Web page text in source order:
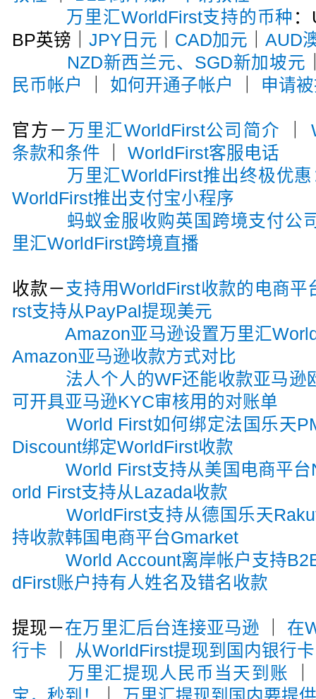
万里汇WorldFirst支持的币种
BP英镑｜JPY日元 CAD加元 ｜AUD
NZD新西兰元、SGD新加坡元
民币帐户
如何开通子帐户 申请
官方－万里汇WorldFirst公司简介
条款和条件 ｜WorldFirst客服电话
万里汇WorldFirst推出终极优
WorldFirst推出支付宝小程序
蚂蚁金服收购英国跨境支付公
里汇WorldFirst跨境直播
收款－支持用WorldFirst收款的电商平
rst支持从PayPal提现美元
Amazon亚马逊设置万里汇
Amazon亚马逊收款方式对比
法人个人的WF还能收款亚马逊
可开具亚马逊KYC审核用的对账单
World First如何绑定法国乐天
Discount绑定WorldFirst收款
World First支持从美国电商平
orld First支持从Lazada收款
WorldFirst支持从德国乐天
持收款韩国电商平台Gmarket
World Account离岸帐户支持
dFirst账户持有人姓名及错名收款
提现－在万里汇后台连接亚马逊
在
行卡
从WorldFirst提现到国内银行卡
万里汇提现人民币当天到账